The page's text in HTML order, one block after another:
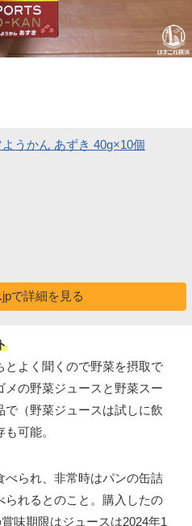
うかん あずき 40g×10個
で詳細を見る
とよく聞くので野菜を摂取で
メの野菜ジュースと野菜スー
（野菜ジュースは試しに飲
可能。
べられ、非常時はパンの缶詰
れるとのこと。購入したの
味期限はジュースは2024年1